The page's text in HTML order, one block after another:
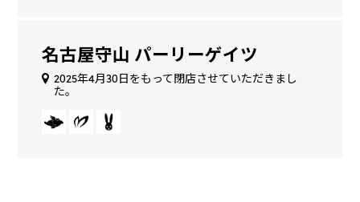
名古屋守山 パーリーゲイツ
2025年4月30日をもって閉店させていただきまし
た。